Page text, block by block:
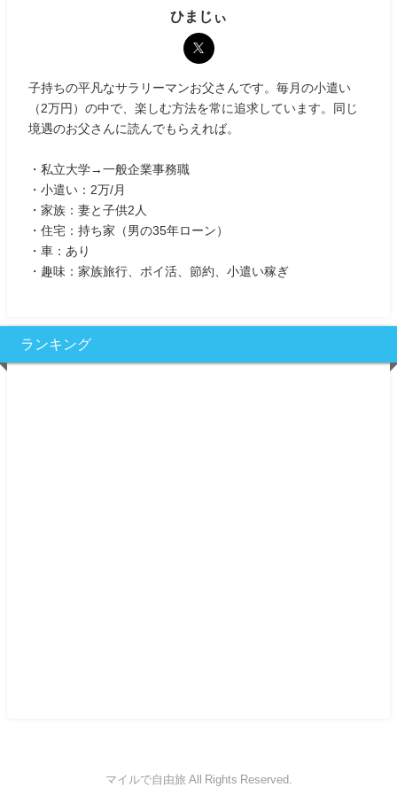
ひまじぃ
子持ちの平凡なサラリーマンお父さんです。毎月の小遣い
（2万円）の中で、楽しむ方法を常に追求しています。同じ
境遇のお父さんに読んでもらえれば。
・私立大学→一般企業事務職
・小遣い：2万/月
・家族：妻と子供2人
・住宅：持ち家（男の35年ローン）
・車：あり
・趣味：家族旅行、ポイ活、節約、小遣い稼ぎ
ランキング
マイルで自由旅 All Rights Reserved.